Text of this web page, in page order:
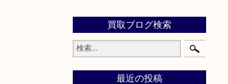
買取ブログ検索
最近の投稿